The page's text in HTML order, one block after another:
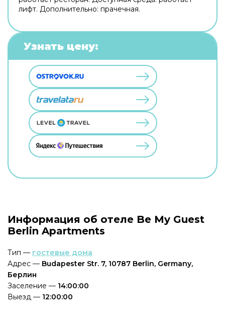
лифт. Дополнительно: прачечная.
Узнать цену:
Информация об отеле Be My Guest
Berlin Apartments
Тип — гостевые дома
Адрес — Budapester Str. 7, 10787 Berlin, Germany,
Берлин
Заселение — 14:00:00
Выезд — 12:00:00